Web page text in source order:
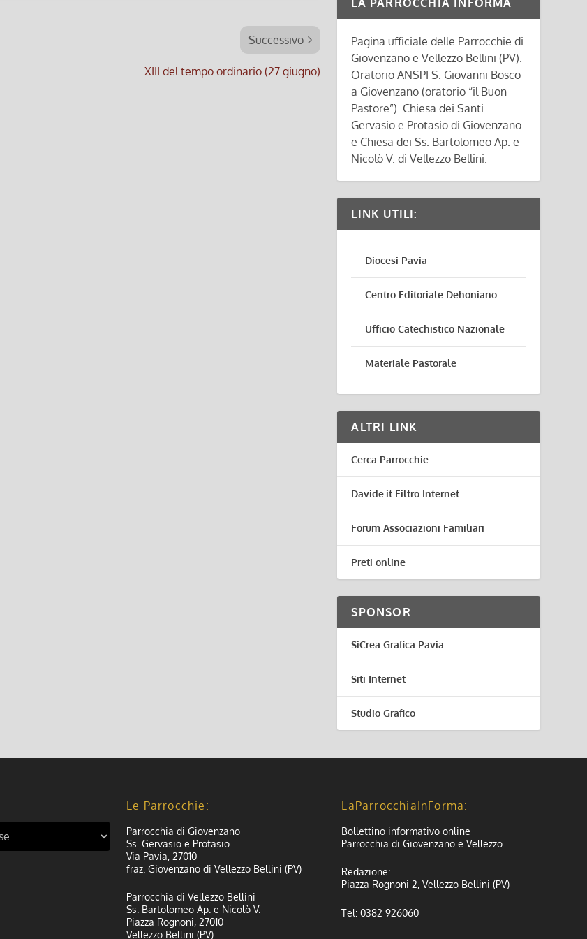
Successivo
XIII del tempo ordinario (27 giugno)
LA PARROCCHIA INFORMA
Pagina ufficiale delle Parrocchie di
Giovenzano e Vellezzo Bellini (PV).
Oratorio ANSPI S. Giovanni Bosco
a Giovenzano (oratorio “il Buon
Pastore”). Chiesa dei Santi
Gervasio e Protasio di Giovenzano
e Chiesa dei Ss. Bartolomeo Ap. e
Nicolò V. di Vellezzo Bellini.
LINK UTILI:
Diocesi Pavia
Centro Editoriale Dehoniano
Ufficio Catechistico Nazionale
Materiale Pastorale
ALTRI LINK
Cerca Parrocchie
Davide.it Filtro Internet
Forum Associazioni Familiari
Preti online
SPONSOR
SiCrea Grafica Pavia
Siti Internet
Studio Grafico
Le Parrocchie:
Parrocchia di Giovenzano
Ss. Gervasio e Protasio
Via Pavia, 27010
fraz. Giovenzano di Vellezzo Bellini (PV)
Parrocchia di Vellezzo Bellini
Ss. Bartolomeo Ap. e Nicolò V.
Piazza Rognoni, 27010
Vellezzo Bellini (PV)
LaParrocchiaInForma:
Bollettino informativo online
Parrocchia di Giovenzano e Vellezzo
Redazione:
Piazza Rognoni 2, Vellezzo Bellini (PV)
Tel: 0382 926060